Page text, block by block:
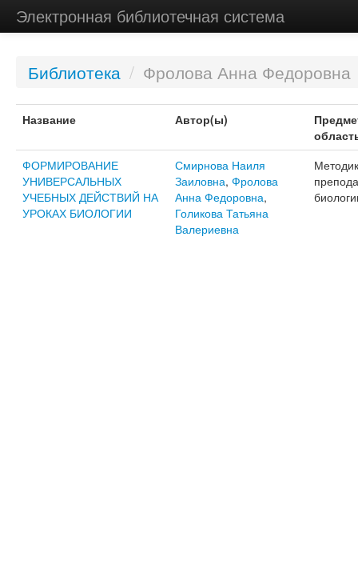
Электронная библиотечная система
Библиотека / Фролова Анна Федоровна
Название Автор(ы)
ФОРМИРОВАНИЕ
УНИВЕРСАЛЬНЫХ
УЧЕБНЫХ ДЕЙСТВИЙ НА
УРОКАХ БИОЛОГИИ
Смирнова Наиля
Заиловна, Фролова
Анна Федоровна,
Голикова Татьяна
Валериевна